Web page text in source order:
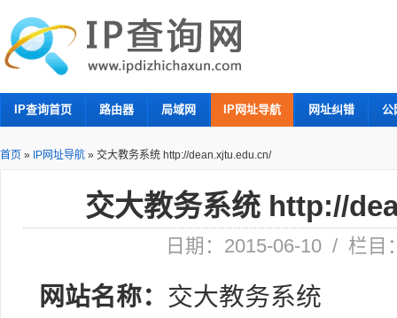
IP查询首页 路由器 局域网 IP网址导航 网址纠错 公
首页 » IP网址导航 » 交大教务系统 http://dean.xjtu.edu.cn/
交大教务系统 http://
日期：2015-06-10 / 栏目
网站名称： 交大教务系统